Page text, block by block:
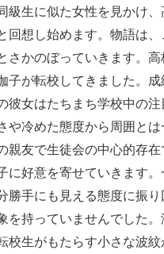
級生に似た女性を見かけ
回想し始めます。物語は
さかのぼっていきます。
子が転校してきました。
彼女はたちまち学校中の注
や冷めた態度から周囲とは
親友で生徒会の中心的存在
に好意を寄せていきます。
勝手にも見える態度に振
を持っていませんでした
校生がもたらす小さな波